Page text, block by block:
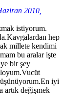
2010,
istiyorum.
hep
millete kendimi
bu aralar işte
bir şey
iyi
değişmek